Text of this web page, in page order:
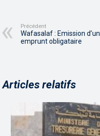
Précédent
Wafasalaf : Emission d’un
emprunt obligataire
Articles relatifs